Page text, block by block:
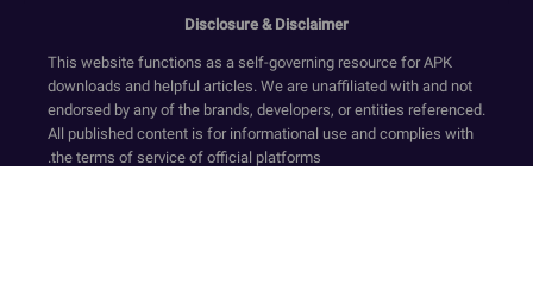
Disclosure & Disclaimer
This website functions as a self-governing resource for APK
downloads and helpful articles. We are unaffiliated with and not
endorsed by any of the brands, developers, or entities referenced.
All published content is for informational use and complies with
the terms of service of official platforms.